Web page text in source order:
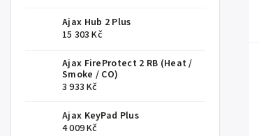
Ajax Hub 2 Plus
15 303 Kč
Ajax FireProtect 2 RB (Heat /
Smoke / CO)
3 933 Kč
Ajax KeyPad Plus
4 009 Kč